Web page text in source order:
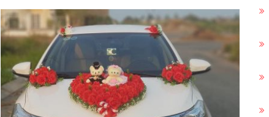
mui
trần
để
rước
dâu?